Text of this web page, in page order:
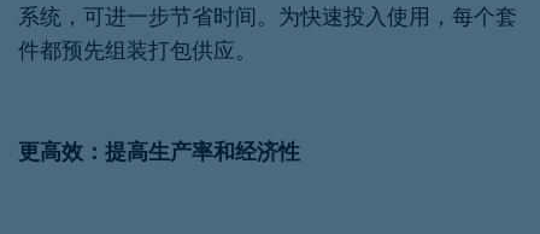
系统，可进一步节省时间。为快速投入使用，每个套
件都预先组装打包供应。
更高效：提高生产率和经济性